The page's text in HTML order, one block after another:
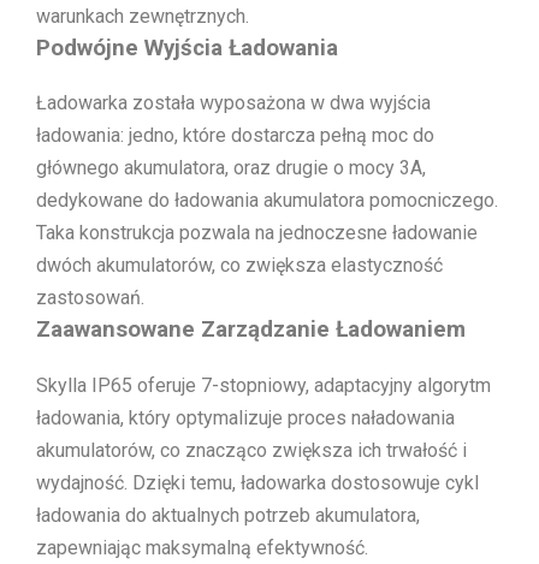
warunkach zewnętrznych.
Podwójne Wyjścia Ładowania
Ładowarka została wyposażona w dwa wyjścia
ładowania: jedno, które dostarcza pełną moc do
głównego akumulatora, oraz drugie o mocy 3A,
dedykowane do ładowania akumulatora pomocniczego.
Taka konstrukcja pozwala na jednoczesne ładowanie
dwóch akumulatorów, co zwiększa elastyczność
zastosowań.
Zaawansowane Zarządzanie Ładowaniem
Skylla IP65 oferuje 7-stopniowy, adaptacyjny algorytm
ładowania, który optymalizuje proces naładowania
akumulatorów, co znacząco zwiększa ich trwałość i
wydajność. Dzięki temu, ładowarka dostosowuje cykl
ładowania do aktualnych potrzeb akumulatora,
zapewniając maksymalną efektywność.